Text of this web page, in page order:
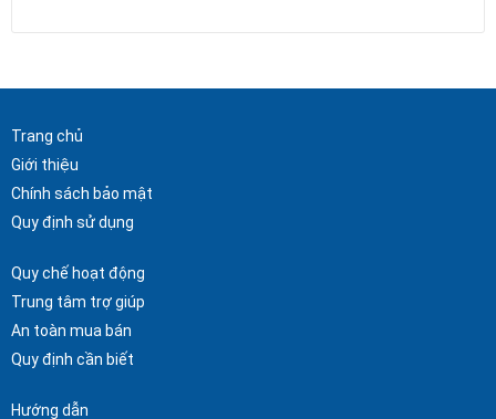
Trang chủ
Giới thiệu
Chính sách bảo mật
Quy định sử dụng
Quy chế hoạt động
Trung tâm trợ giúp
An toàn mua bán
Quy định cần biết
Hướng dẫn